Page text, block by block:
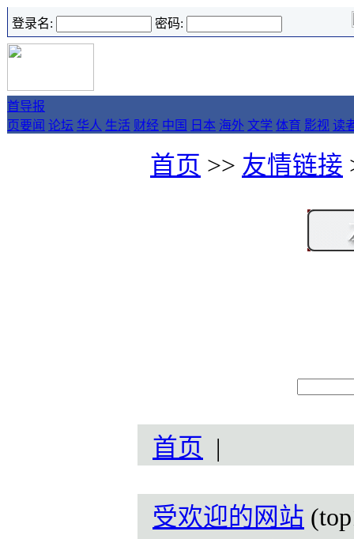
登录名: 密码:
首
页
导报
要闻 论坛 华人 生活 财经 中国 日本 海外 文学 体育 影视 读
首页 >> 友情链接
首页 |
受欢迎的网站